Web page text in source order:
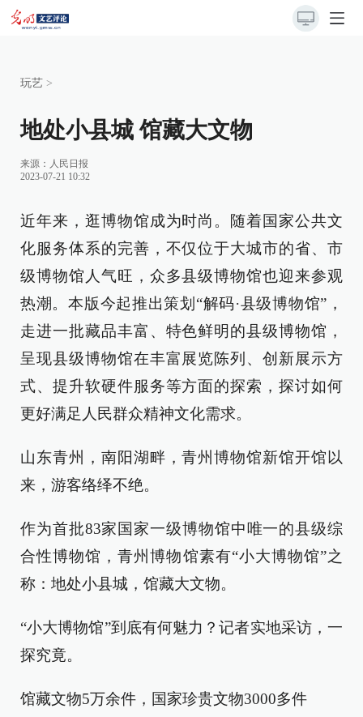
玩艺 >
地处小县城 馆藏大文物
来源： 人民日报
2023-07-21 10:32
近年来，逛博物馆成为时尚。随着国家公共文
化服务体系的完善，不仅位于大城市的省、市
级博物馆人气旺，众多县级博物馆也迎来参观
热潮。本版今起推出策划“解码·县级博物馆”，
走进一批藏品丰富、特色鲜明的县级博物馆，
呈现县级博物馆在丰富展览陈列、创新展示方
式、提升软硬件服务等方面的探索，探讨如何
更好满足人民群众精神文化需求。
山东青州，南阳湖畔，青州博物馆新馆开馆以
来，游客络绎不绝。
作为首批83家国家一级博物馆中唯一的县级综
合性博物馆，青州博物馆素有“小大博物馆”之
称：地处小县城，馆藏大文物。
“小大博物馆”到底有何魅力？记者实地采访，一
探究竟。
馆藏文物5万余件，国家珍贵文物3000多件